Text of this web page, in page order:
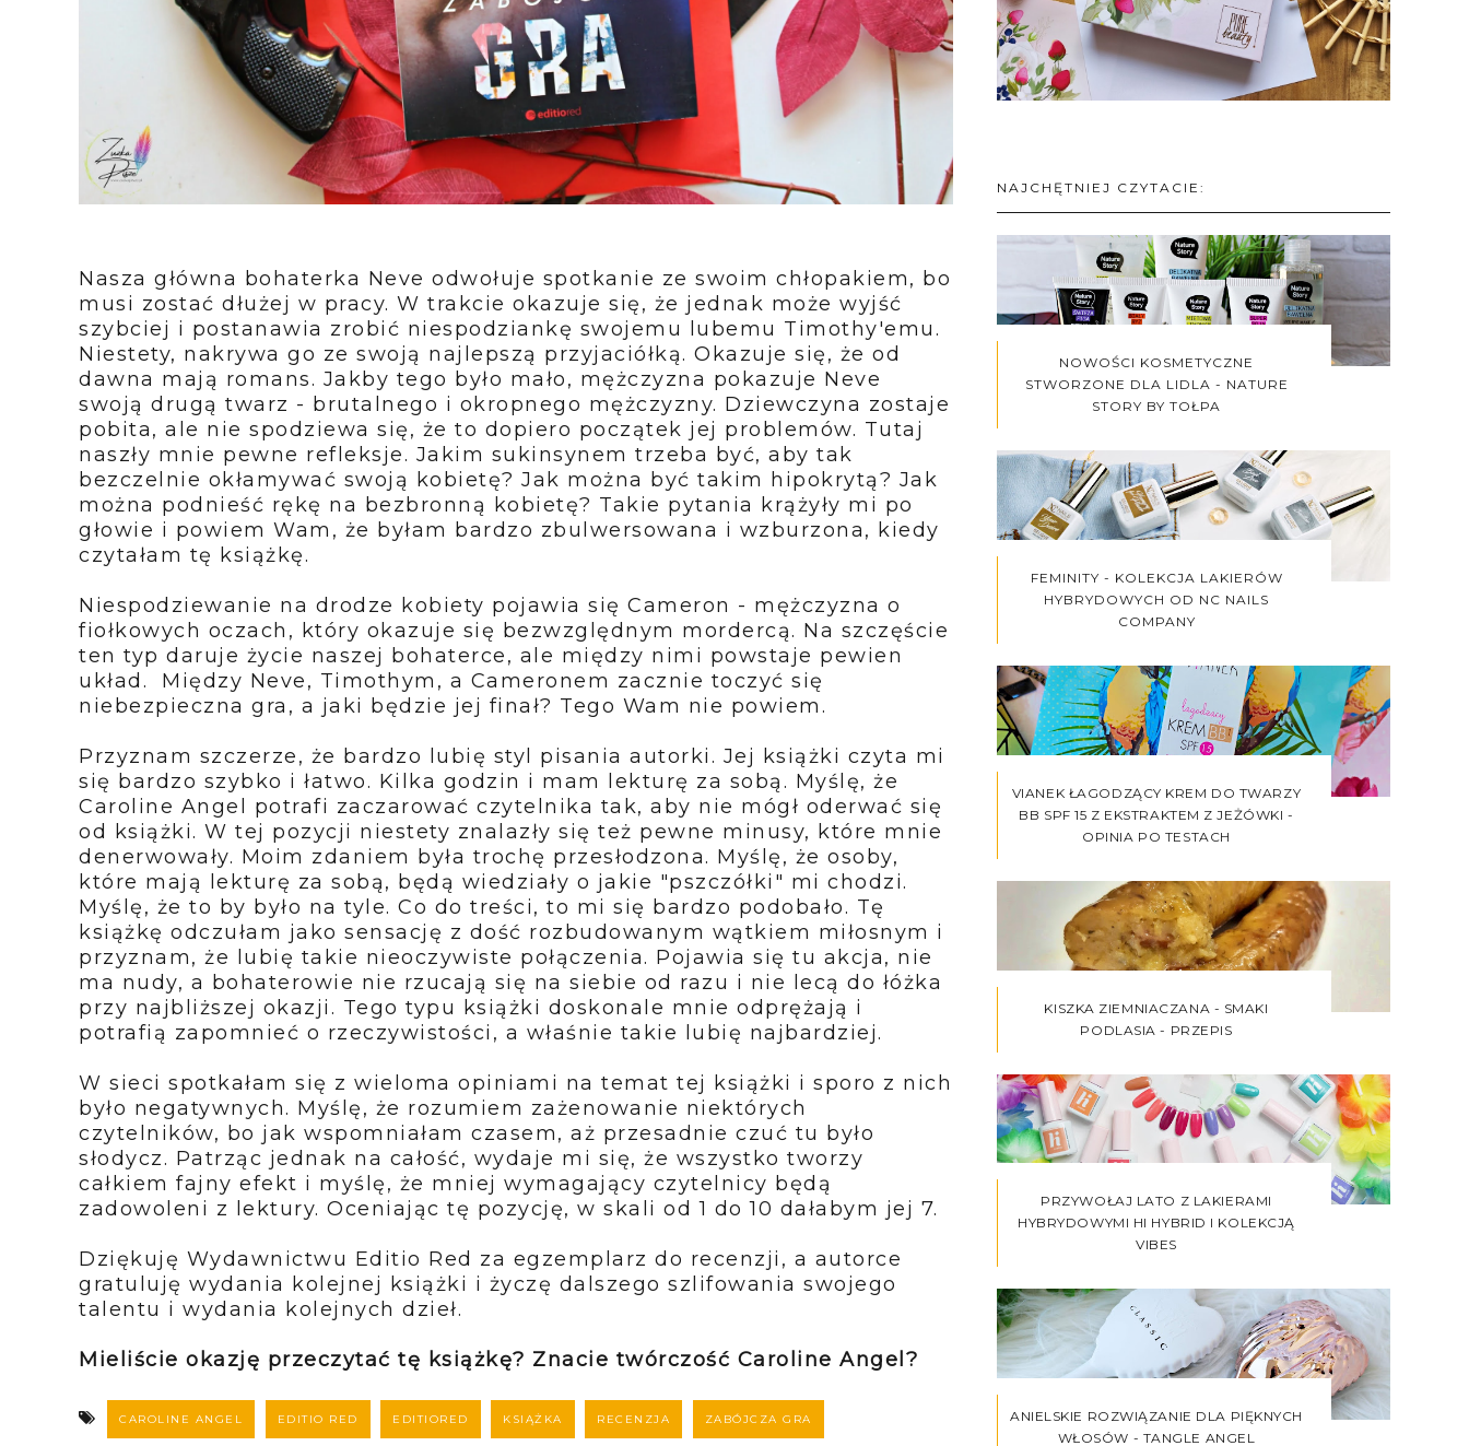
Nasza główna bohaterka Neve odwołuje spotkanie ze swoim chłopakiem, bo
musi zostać dłużej w pracy. W trakcie okazuje się, że jednak może wyjść
szybciej i postanawia zrobić niespodziankę swojemu lubemu Timothy'emu.
Niestety, nakrywa go ze swoją najlepszą przyjaciółką. Okazuje się, że od
dawna mają romans. Jakby tego było mało, mężczyzna pokazuje Neve
swoją drugą twarz - brutalnego i okropnego mężczyzny. Dziewczyna zostaje
pobita, ale nie spodziewa się, że to dopiero początek jej problemów. Tutaj
naszły mnie pewne refleksje. Jakim sukinsynem trzeba być, aby tak
bezczelnie okłamywać swoją kobietę? Jak można być takim hipokrytą? Jak
można podnieść rękę na bezbronną kobietę? Takie pytania krążyły mi po
głowie i powiem Wam, że byłam bardzo zbulwersowana i wzburzona, kiedy
czytałam tę książkę.
Niespodziewanie na drodze kobiety pojawia się Cameron - mężczyzna o
fiołkowych oczach, który okazuje się bezwzględnym mordercą. Na szczęście
ten typ daruje życie naszej bohaterce, ale między nimi powstaje pewien
układ. Między Neve, Timothym, a Cameronem zacznie toczyć się
niebezpieczna gra, a jaki będzie jej finał? Tego Wam nie powiem.
Przyznam szczerze, że bardzo lubię styl pisania autorki. Jej książki czyta mi
się bardzo szybko i łatwo. Kilka godzin i mam lekturę za sobą. Myślę, że
Caroline Angel potrafi zaczarować czytelnika tak, aby nie mógł oderwać się
od książki. W tej pozycji niestety znalazły się też pewne minusy, które mnie
denerwowały. Moim zdaniem była trochę przesłodzona. Myślę, że osoby,
które mają lekturę za sobą, będą wiedziały o jakie "pszczółki" mi chodzi.
Myślę, że to by było na tyle. Co do treści, to mi się bardzo podobało. Tę
książkę odczułam jako sensację z dość rozbudowanym wątkiem miłosnym i
przyznam, że lubię takie nieoczywiste połączenia. Pojawia się tu akcja, nie
ma nudy, a bohaterowie nie rzucają się na siebie od razu i nie lecą do łóżka
przy najbliższej okazji. Tego typu książki doskonale mnie odprężają i
potrafią zapomnieć o rzeczywistości, a właśnie takie lubię najbardziej.
W sieci spotkałam się z wieloma opiniami na temat tej książki i sporo z nich
było negatywnych. Myślę, że rozumiem zażenowanie niektórych
czytelników, bo jak wspomniałam czasem, aż przesadnie czuć tu było
słodycz. Patrząc jednak na całość, wydaje mi się, że wszystko tworzy
całkiem fajny efekt i myślę, że mniej wymagający czytelnicy będą
zadowoleni z lektury. Oceniając tę pozycję, w skali od 1 do 10 dałabym jej 7.
Dziękuję Wydawnictwu Editio Red za egzemplarz do recenzji, a autorce
gratuluję wydania kolejnej książki i życzę dalszego szlifowania swojego
talentu i wydania kolejnych dzieł.
Mieliście okazję przeczytać tę książkę? Znacie twórczość Caroline Angel?
CAROLINE ANGEL EDITIO RED EDITIORED KSIĄŻKA RECENZJA ZABÓJCZA GRA
NAJCHĘTNIEJ CZYTACIE:
NOWOŚCI KOSMETYCZNE
STWORZONE DLA LIDLA - NATURE
STORY BY TOŁPA
FEMINITY - KOLEKCJA LAKIERÓW
HYBRYDOWYCH OD NC NAILS
COMPANY
VIANEK ŁAGODZĄCY KREM DO TWARZY
BB SPF 15 Z EKSTRAKTEM Z JEŻÓWKI -
OPINIA PO TESTACH
KISZKA ZIEMNIACZANA - SMAKI
PODLASIA - PRZEPIS
PRZYWOŁAJ LATO Z LAKIERAMI
HYBRYDOWYMI HI HYBRID I KOLEKCJĄ
VIBES
ANIELSKIE ROZWIĄZANIE DLA PIĘKNYCH
WŁOSÓW - TANGLE ANGEL